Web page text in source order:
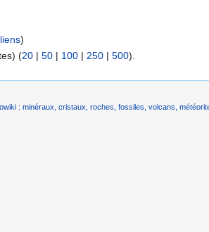
)
(20 | 50 | 100 | 250 | 500).
: minéraux, cristaux, roches, fossiles, volcans,